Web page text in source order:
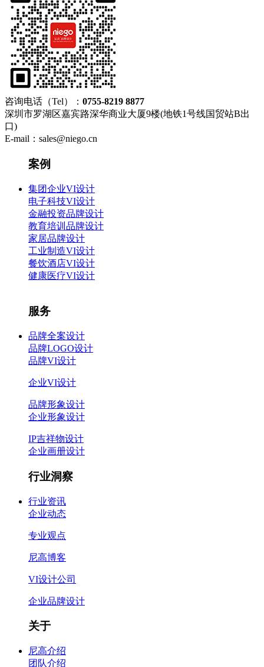
咨询电话（Tel）： 0755-8219 8877
深圳市罗湖区嘉宾路深华商业大厦9楼(地铁1号线国贸站B出
口)
E-mail：sales@niego.cn
案例
集团企业VI设计
电子科技VI设计
金融投资品牌设计
教育培训品牌设计
家居品牌设计
工业制造VI设计
餐饮酒店VI设计
健康医疗VI设计
服务
品牌全案设计
品牌LOGO设计
品牌VI设计
企业VI设计
品牌形象设计
企业形象设计
IP吉祥物设计
企业画册设计
行业洞察
行业资讯
企业动态
专业观点
尼高博客
VI设计公司
企业品牌设计
关于
尼高介绍
团队介绍